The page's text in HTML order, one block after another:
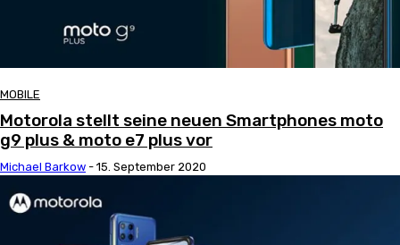
MOBILE
Motorola stellt seine neuen Smartphones moto
g9 plus & moto e7 plus vor
Michael Barkow - 15. September 2020